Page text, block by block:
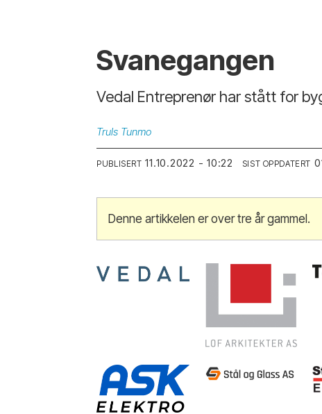
Svanegangen
Vedal Entreprenør har stått for
Truls Tunmo
PUBLISERT 11.10.2022 - 10:22 SIST OPPDATERT
Denne artikkelen er over tre år gammel.